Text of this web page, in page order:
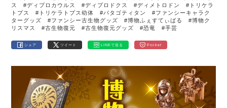
ス
#ディプロカウルス #ディプロドクス #ディメトロドン
#トリケラ
トプス
#トリケラトプス幼体 #パタゴティタン
#ファンシーキャラク
ターグッズ
#ファンシー古生物グッズ #博物ふぇすてぃばる
#博物ク
リスマス
#古生物復元 #古生物復元グッズ #恐竜 #手芸
シェア ツイート LINEで送る Pocket